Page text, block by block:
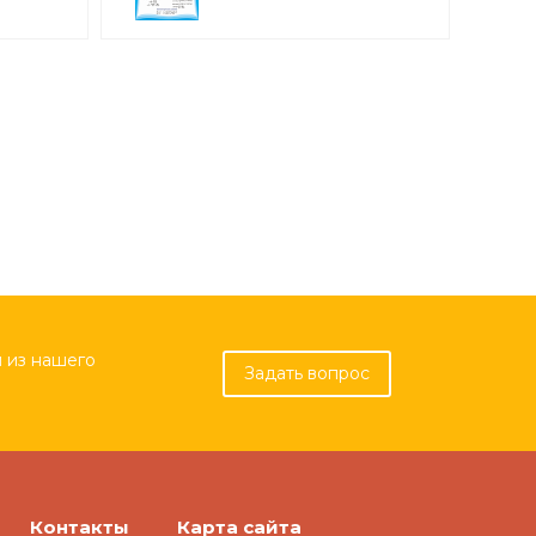
из нашего
Задать вопрос
Контакты Карта сайта